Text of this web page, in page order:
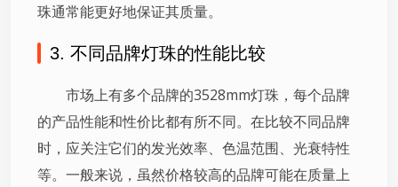
珠通常能更好地保证其质量。
3. 不同品牌灯珠的性能比较
市场上有多个品牌的3528mm灯珠，每个品牌
的产品性能和性价比都有所不同。在比较不同品牌
时，应关注它们的发光效率、色温范围、光衰特性
等。一般来说，虽然价格较高的品牌可能在质量上